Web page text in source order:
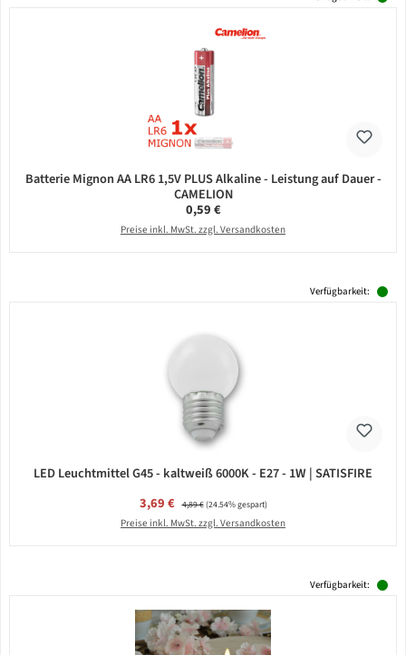
Batterie Mignon AA LR6 1,5V PLUS Alkaline - Leistung auf Dauer -
CAMELION
Regulärer Preis:
0,59 €
Preise inkl. MwSt. zzgl. Versandkosten
Verfügbarkeit:
LED Leuchtmittel G45 - kaltweiß 6000K - E27 - 1W | SATISFIRE
Verkaufspreis:
3,69 € Regulärer Preis:
4,89 €(24.54% gespart)
Preise inkl. MwSt. zzgl. Versandkosten
Verfügbarkeit: